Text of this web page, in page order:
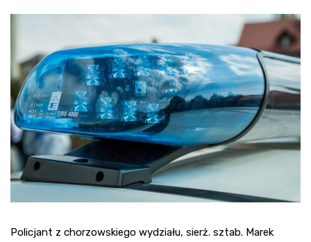
Policjant z chorzowskiego wydziału, sierż. sztab. Marek